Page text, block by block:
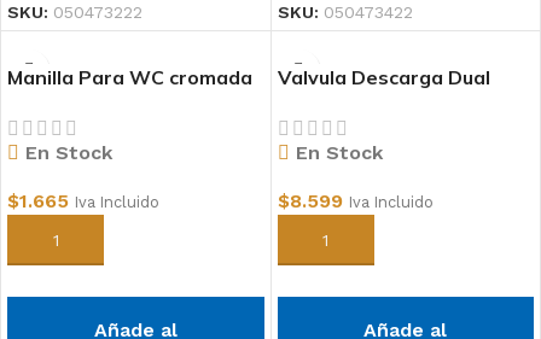
SKU: 050473222 SKU: 050473422
Manilla Para WC cromada
En Stock
$1.665 Iva Incluido
Añadir al carrito
Añade al
Valvula Descarga Dual
Tradicional
En Stock
$8.599 Iva Incluido
Añadir al carrito
Añade al